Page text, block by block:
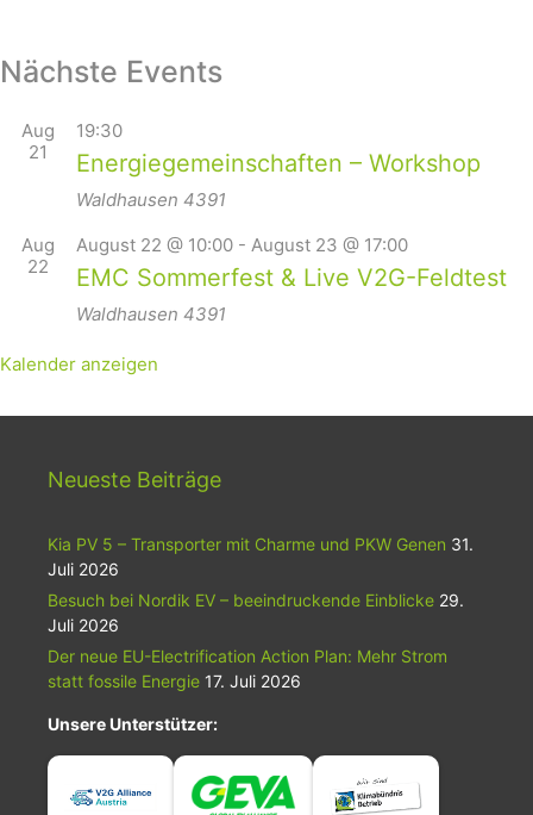
Nächste Events
Aug
21
19:30
Energiegemeinschaften – Workshop
Waldhausen 4391
Aug
22
August 22 @ 10:00 - August 23 @ 17:00
EMC Sommerfest & Live V2G-Feldtest
Waldhausen 4391
Kalender anzeigen
Neueste Beiträge
Kia PV 5 – Transporter mit Charme und PKW Genen 31.
Juli 2026
Besuch bei Nordik EV – beeindruckende Einblicke 29.
Juli 2026
Der neue EU-Electrification Action Plan: Mehr Strom
statt fossile Energie 17. Juli 2026
Unsere Unterstützer: